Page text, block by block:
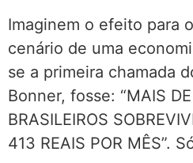
Imaginem o efeito para
cenário de uma
se a primeira chamada
Bonner, fosse: “MAIS
BRASILEIROS
413 REAIS POR MÊS”.